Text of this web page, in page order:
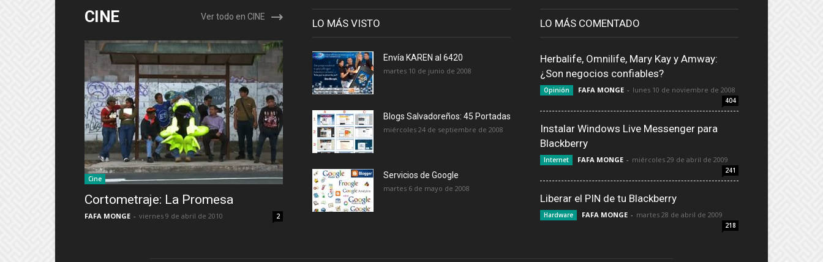
CINE Ver todo en CINE
Cine
Cortometraje: La Promesa
FAFA MONGE - viernes 9 de abril de 2010 2
LO MÁS VISTO
Envía KAREN al 6420
martes 10 de junio de 2008
Blogs Salvadoreños: 45 Portadas
miércoles 24 de septiembre de 2008
Servicios de Google
martes 6 de mayo de 2008
LO MÁS COMENTADO
Herbalife, Omnilife, Mary Kay y Amway:
¿Son negocios confiables?
Opinión FAFA MONGE - lunes 10 de noviembre de 2008
404
Instalar Windows Live Messenger para
Blackberry
Internet FAFA MONGE - miércoles 29 de abril de 2009
241
Liberar el PIN de tu Blackberry
Hardware FAFA MONGE - martes 28 de abril de 2009
218